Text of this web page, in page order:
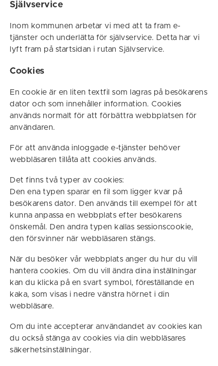
Självservice
Inom kommunen arbetar vi med att ta fram e-
tjänster och underlätta för självservice. Detta har vi
lyft fram på startsidan i rutan Självservice.
Cookies
En cookie är en liten textfil som lagras på besökarens
dator och som innehåller information. Cookies
används normalt för att förbättra webbplatsen för
användaren.
För att använda inloggade e-tjänster behöver
webbläsaren tillåta att cookies används.
Det finns två typer av cookies:
Den ena typen sparar en fil som ligger kvar på
besökarens dator. Den används till exempel för att
kunna anpassa en webbplats efter besökarens
önskemål. Den andra typen kallas sessionscookie,
den försvinner när webbläsaren stängs.
När du besöker vår webbplats anger du hur du vill
hantera cookies. Om du vill ändra dina inställningar
kan du klicka på en svart symbol, föreställande en
kaka, som visas i nedre vänstra hörnet i din
webbläsare.
Om du inte accepterar användandet av cookies kan
du också stänga av cookies via din webbläsares
säkerhetsinställningar.